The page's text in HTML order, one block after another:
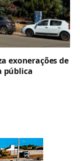
exonerações de
pública